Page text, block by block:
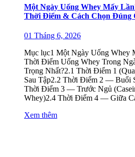
Một Ngày Uống Whey Mấy
Thời Điểm & Cách Chọn Đúng
01 Tháng 6, 2026
Mục lục1 Một Ngày Uống Whey
Thời Điểm Uống Whey Trong
Trọng Nhất?2.1 Thời Điểm 1
Sau Tập2.2 Thời Điểm 2 — Buổi
Thời Điểm 3 — Trước Ngủ
Whey)2.4 Thời Điểm 4 — Giữa
Xem thêm